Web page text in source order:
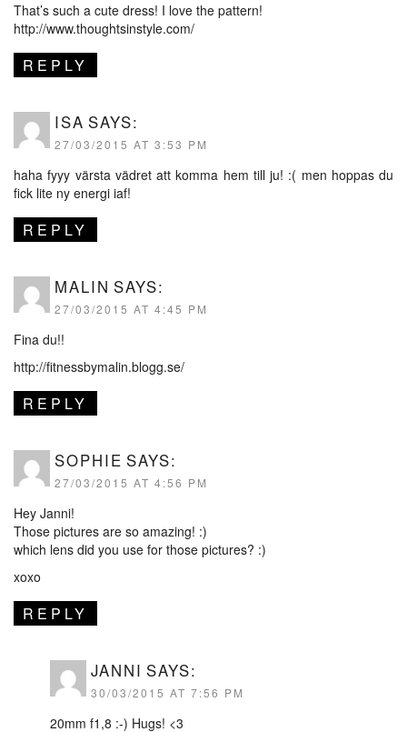
That’s such a cute dress! I love the pattern!
http://www.thoughtsinstyle.com/
REPLY
ISA SAYS:
27/03/2015 AT 3:53 PM
haha fyyy värsta vädret att komma hem till ju! :( men hoppas du
fick lite ny energi iaf!
REPLY
MALIN SAYS:
27/03/2015 AT 4:45 PM
Fina du!!
http://fitnessbymalin.blogg.se/
REPLY
SOPHIE SAYS:
27/03/2015 AT 4:56 PM
Hey Janni!
Those pictures are so amazing! :)
which lens did you use for those pictures? :)
xoxo
REPLY
JANNI SAYS:
30/03/2015 AT 7:56 PM
20mm f1,8 :-) Hugs! <3